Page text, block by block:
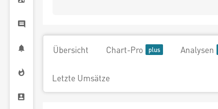
Übersicht Chart-Pro Analysen
Letzte Umsätze